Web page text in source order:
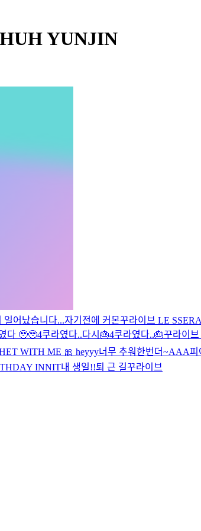
YUNJIN
일어났습니다...자기전에 커몬꾸라이브 LE
다 🥹🥹4쿠라였다..다시🎂4쿠라였다..🎂꾸라이
WITH ME 🎀 heyyy너무 추워한번더~AAA피
INNIT내 생일!!퇴 근 길꾸라이브